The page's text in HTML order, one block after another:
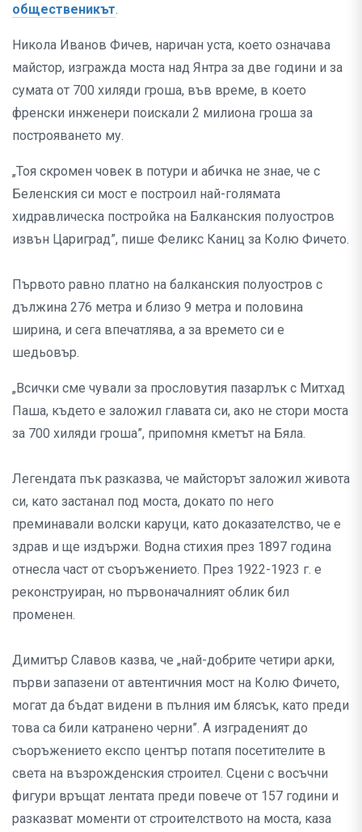
общественикът.
Никола Иванов Фичев, наричан уста, което означава
майстор, изгражда моста над Янтра за две години и за
сумата от 700 хиляди гроша, във време, в което
френски инженери поискали 2 милиона гроша за
построяването му.
„Тоя скромен човек в потури и абичка не знае, че с
Беленския си мост е построил най-голямата
хидравлическа постройка на Балканския полуостров
извън Цариград”, пише Феликс Каниц за Колю Фичето.
Първото равно платно на балканския полуостров с
дължина 276 метра и близо 9 метра и половина
ширина, и сега впечатлява, а за времето си е
шедьовър.
„Всички сме чували за прословутия пазарлък с Митхад
Паша, където е заложил главата си, ако не стори моста
за 700 хиляди гроша”, припомня кметът на Бяла.
Легендата пък разказва, че майсторът заложил живота
си, като застанал под моста, докато по него
преминавали волски каруци, като доказателство, че е
здрав и ще издържи. Водна стихия през 1897 година
отнесла част от съоръжението. През 1922-1923 г. е
реконструиран, но първоначалният облик бил
променен.
Димитър Славов казва, че „най-добрите четири арки,
първи запазени от автентичния мост на Колю Фичето,
могат да бъдат видени в пълния им блясък, като преди
това са били катранено черни”. А изграденият до
съоръжението експо център потапя посетителите в
света на възрожденския строител. Сцени с восъчни
фигури връщат лентата преди повече от 157 години и
разказват моменти от строителството на моста, каза